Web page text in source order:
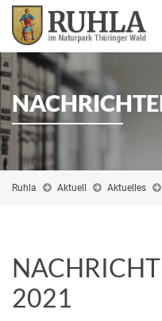
Ruhla Aktuell Aktuelles
2021